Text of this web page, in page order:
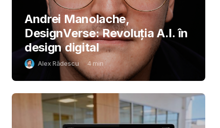
Andrei Manolache,
DesignVerse: Revoluția A.I. în
design digital
Alex Rădescu 4 min